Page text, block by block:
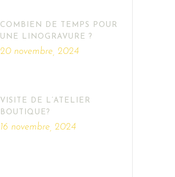
COMBIEN DE TEMPS POUR
UNE LINOGRAVURE ?
20 novembre, 2024
VISITE DE L’ATELIER
BOUTIQUE?
16 novembre, 2024